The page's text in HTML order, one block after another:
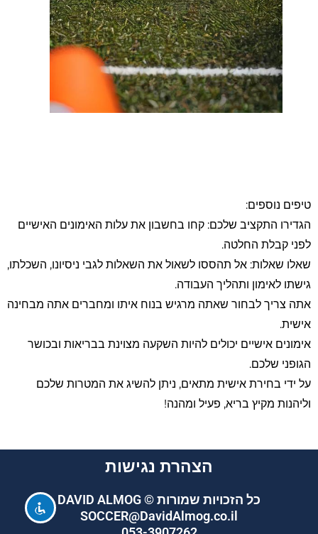
טיפים נוספים:
הגדירו התקציב שלכם: קחו בחשבון את עלות האימונים האישיים
לפני קבלת החלטה.
שאלו שאלות: אל תהססו לשאול את השאלות לגבי ניסיונו, השכלתו,
גישתו לאימון ותהליך העבודה.
אתה צריך לבחור שאתה מרגיש בנוח איתו ומחברים אתה מבחינה
אישית.
אימונים אישיים יכולים להיות השקעה מצוינת בבריאות ובכושר
הגופני שלכם.
על ידי בחירת אישית מתאים, ניתן להשיג את המטרות שלכם
וליהנות מקיץ בריא, פעיל ומהנה!
הצהרת נגישות
כל הזכויות שמורות © DAVID ALMOG
SOCCER@DavidAlmog.co.il